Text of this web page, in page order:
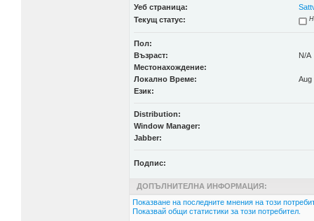
Уеб страница:
Текущ статус:
Пол:
Възраст:
N/A
Местонахождение:
Локално Време:
Aug
Език:
Distribution:
Window Manager:
Jabber:
Подпис:
ДОПЪЛНИТЕЛНА ИНФОРМАЦИЯ:
Показване на последните мнения на този
Показвай общи статистики за този потребител.